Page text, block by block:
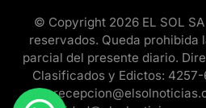
© Copyright 2026 EL SOL
reservados. Queda prohibida
parcial del presente diario.
Clasificados y Edictos: 4257-